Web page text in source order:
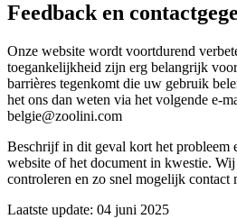
Feedback en
Onze website wordt voortdurend
toegankelijkheid zijn erg belangrijk
barrières tegenkomt die uw gebruik
het ons dan weten via het volgende e-
belgie@zoolini.com
Beschrijf in dit geval kort het probleem
website of het document in kwestie.
controleren en zo snel mogelijk contact
Laatste update: 04 juni 2025